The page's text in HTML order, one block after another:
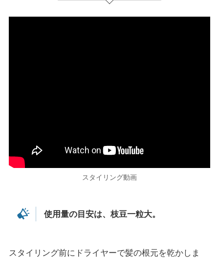
スタイリング動画
使用量の目安は、枝豆一粒大。
スタイリング前にドライヤーで髪の根元を乾かしま